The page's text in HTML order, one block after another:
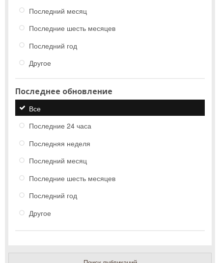
Последний месяц
Последние шесть месяцев
Последний год
Другое
Последнее обновление
Все
Последние 24 часа
Последняя неделя
Последний месяц
Последние шесть месяцев
Последний год
Другое